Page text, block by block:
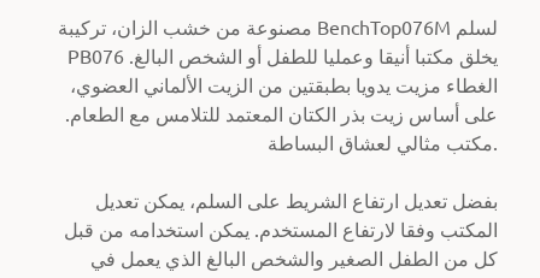
مصنوعة من خشب الزان، تركيبة BenchTop076M لسلم
PB076 يخلق مكتبا أنيقا وعمليا للطفل أو الشخص البالغ.
الغطاء مزيت يدويا بطبقتين من الزيت الألماني العضوي،
على أساس زيت بذر الكتان المعتمد للتلامس مع الطعام.
بفضل تعديل ارتفاع الشريط على السلم، يمكن تعديل
المكتب وفقا لارتفاع المستخدم. يمكن استخدامه من قبل
كل من الطفل الصغير والشخص البالغ الذي يعمل في